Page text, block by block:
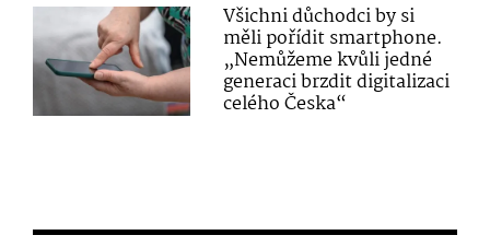
Všichni důchodci by si
měli pořídit smartphone.
„Nemůžeme kvůli jedné
generaci brzdit digitalizaci
celého Česka“